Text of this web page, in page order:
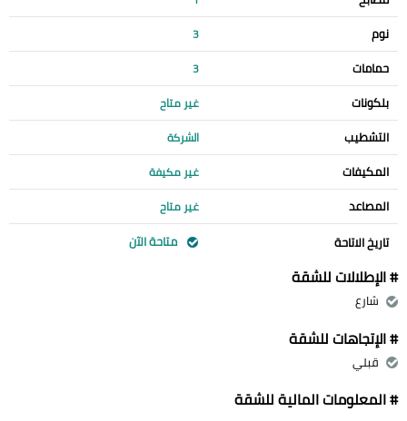
نوم 3
حمامات 3
بلكونات غير متاح
التشطيب الشركة
المكيفات غير مكيفة
المصاعد غير متاح
تاريخ الاتاحة متاحة الآن
# الإطلالات للشقة
شارع
# الإتجاهات للشقة
قبلي
# المعلومات المالية للشقة